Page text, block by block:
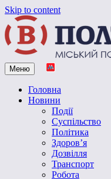
Skip to content
Vpoltave.info
Полтавський портал новин
Меню
Головна
Новини
Події
Суспільство
Політика
Здоров’я
Дозвілля
Транспорт
Робота